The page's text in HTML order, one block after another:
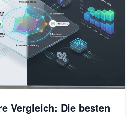
Vergleich: Die besten